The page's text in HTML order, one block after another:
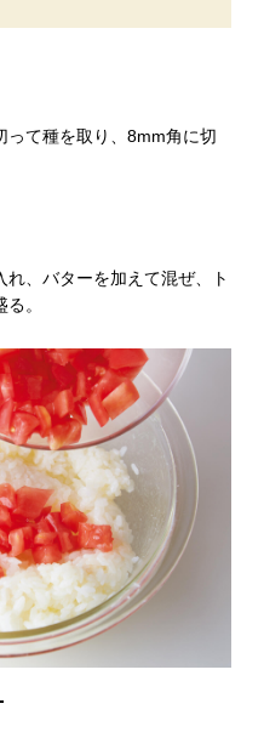
って種を取り、8mm角に切
、バターを加えて混ぜ、ト
。